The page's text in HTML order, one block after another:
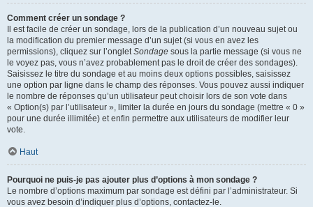
Comment créer un sondage ?
Il est facile de créer un sondage, lors de la publication d’un nouveau sujet ou
la modification du premier message d’un sujet (si vous en avez les
permissions), cliquez sur l’ongletSondage sous la partie message (si vous ne
le voyez pas, vous n’avez probablement pas le droit de créer des sondages).
Saisissez le titre du sondage et au moins deux options possibles, saisissez
une option par ligne dans le champ des réponses. Vous pouvez aussi indiquer
le nombre de réponses qu’un utilisateur peut choisir lors de son vote dans
« Option(s) par l’utilisateur », limiter la durée en jours du sondage (mettre « 0 »
pour une durée illimitée) et enfin permettre aux utilisateurs de modifier leur
vote.
Haut
Pourquoi ne puis-je pas ajouter plus d’options à mon sondage ?
Le nombre d’options maximum par sondage est défini par l’administrateur. Si
vous avez besoin d’indiquer plus d’options, contactez-le.